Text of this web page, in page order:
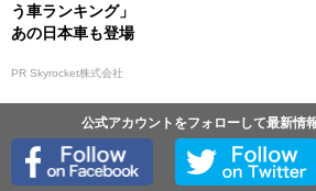
う車ランキング」
あの日本車も登場
PR Skyrocket株式会社
公式アカウントをフォローして最新情